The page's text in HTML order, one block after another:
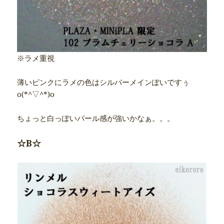
※ラメ重視
薄いピンクにラメの色はシルバーメインぽいですぅ
o(*^▽^*)o
ちょっと白っぽいパール感が強いかなぁ。。。
☆B☆